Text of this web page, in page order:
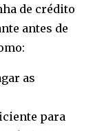
de crédito
antes de
as
para